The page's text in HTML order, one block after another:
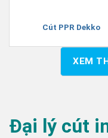
Cút PPR Dekko
XEM
Đại lý cút